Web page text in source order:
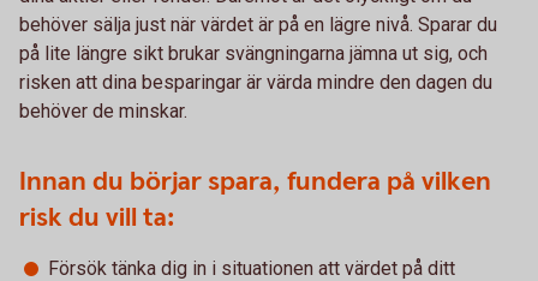
behöver sälja just när värdet är på en lägre nivå. Sparar du
på lite längre sikt brukar svängningarna jämna ut sig, och
risken att dina besparingar är värda mindre den dagen du
behöver de minskar.
Innan du börjar spara, fundera på vilken
risk du vill ta:
Försök tänka dig in i situationen att värdet på ditt